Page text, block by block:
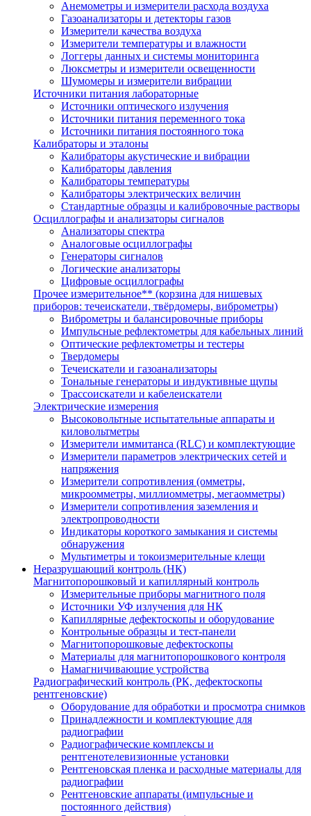
Анемометры и измерители расхода воздуха
Газоанализаторы и детекторы газов
Измерители качества воздуха
Измерители температуры и влажности
Логгеры данных и системы мониторинга
Люксметры и измерители освещенности
Шумомеры и измерители вибрации
Источники питания лабораторные
Источники оптического излучения
Источники питания переменного тока
Источники питания постоянного тока
Калибраторы и эталоны
Калибраторы акустические и вибрации
Калибраторы давления
Калибраторы температуры
Калибраторы электрических величин
Стандартные образцы и калибровочные растворы
Осциллографы и анализаторы сигналов
Анализаторы спектра
Аналоговые осциллографы
Генераторы сигналов
Логические анализаторы
Цифровые осциллографы
Прочее измерительное** (корзина для нишевых
приборов: течеискатели, твёрдомеры, виброметры)
Виброметры и балансировочные приборы
Импульсные рефлектометры для кабельных линий
Оптические рефлектометры и тестеры
Твердомеры
Течеискатели и газоанализаторы
Тональные генераторы и индуктивные щупы
Трассоискатели и кабелеискатели
Электрические измерения
Высоковольтные испытательные аппараты и
киловольтметры
Измерители иммитанса (RLC) и комплектующие
Измерители параметров электрических сетей и
напряжения
Измерители сопротивления (омметры,
микроомметры, миллиомметры, мегаомметры)
Измерители сопротивления заземления и
электропроводности
Индикаторы короткого замыкания и системы
обнаружения
Мультиметры и токоизмерительные клещи
Неразрушающий контроль (НК)
Магнитопорошковый и капиллярный контроль
Измерительные приборы магнитного поля
Источники УФ излучения для НК
Капиллярные дефектоскопы и оборудование
Контрольные образцы и тест-панели
Магнитопорошковые дефектоскопы
Материалы для магнитопорошкового контроля
Намагничивающие устройства
Радиографический контроль (РК, дефектоскопы
рентгеновские)
Оборудование для обработки и просмотра снимков
Принадлежности и комплектующие для
радиографии
Радиографические комплексы и
рентгенотелевизионные установки
Рентгеновская пленка и расходные материалы для
радиографии
Рентгеновские аппараты (импульсные и
постоянного действия)